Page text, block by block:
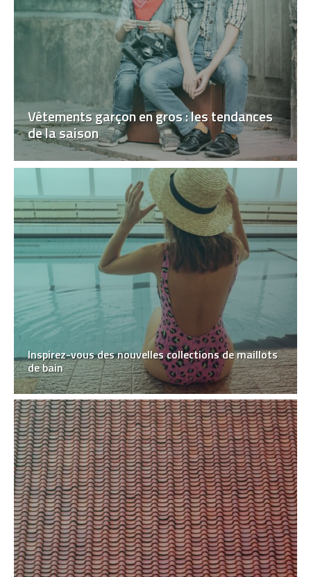
Vêtements garçon en gros : les tendances
de la saison
Inspirez-vous des nouvelles collections de maillots
de bain